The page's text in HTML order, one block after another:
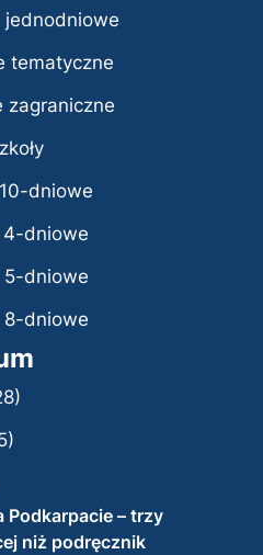
jednodniowe
tematyczne
zagraniczne
dniowe
4-dniowe
5-dniowe
8-dniowe
Podkarpacie – trzy
niż podręcznik